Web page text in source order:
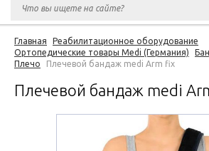
Главная
Реабилитационное оборудование
Ортопедические товары Medi (Германия)
Плечо
Плечевой бандаж medi Arm fix
Плечевой бандаж medi